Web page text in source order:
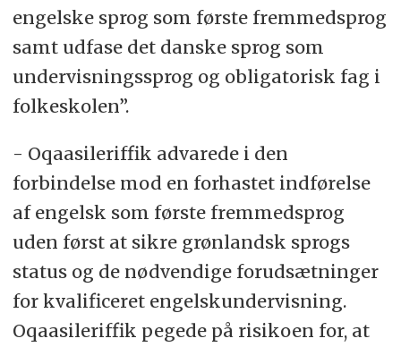
engelske sprog som første fremmedsprog
samt udfase det danske sprog som
undervisningssprog og obligatorisk fag i
folkeskolen”.
- Oqaasileriffik advarede i den
forbindelse mod en forhastet indførelse
af engelsk som første fremmedsprog
uden først at sikre grønlandsk sprogs
status og de nødvendige forudsætninger
for kvalificeret engelskundervisning.
Oqaasileriffik pegede på risikoen for, at